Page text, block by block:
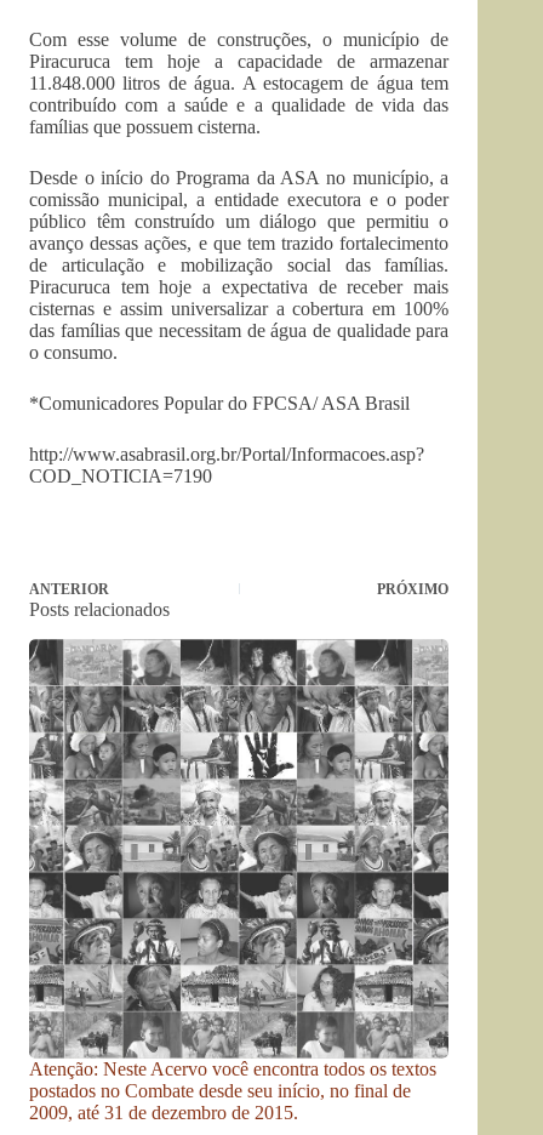
Com esse volume de construções, o município de
Piracuruca tem hoje a capacidade de armazenar
11.848.000 litros de água. A estocagem de água tem
contribuído com a saúde e a qualidade de vida das
famílias que possuem cisterna.
Desde o início do Programa da ASA no município, a
comissão municipal, a entidade executora e o poder
público têm construído um diálogo que permitiu o
avanço dessas ações, e que tem trazido fortalecimento
de articulação e mobilização social das famílias.
Piracuruca tem hoje a expectativa de receber mais
cisternas e assim universalizar a cobertura em 100%
das famílias que necessitam de água de qualidade para
o consumo.
*Comunicadores Popular do FPCSA/ ASA Brasil
http://www.asabrasil.org.br/Portal/Informacoes.asp?
COD_NOTICIA=7190
ANTERIOR PRÓXIMO
Posts relacionados
Atenção: Neste Acervo você encontra todos os textos
postados no Combate desde seu início, no final de
2009, até 31 de dezembro de 2015.